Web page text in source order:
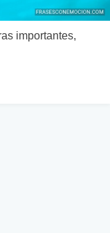
importantes,